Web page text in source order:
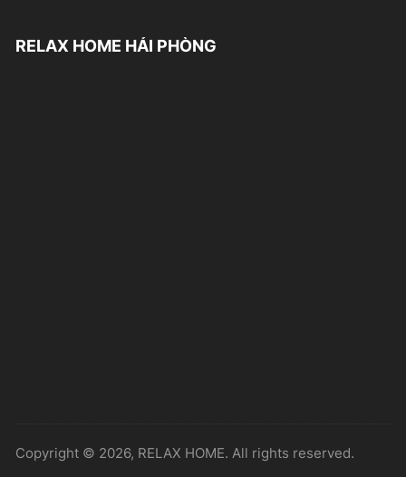
RELAX HOME HẢI PHÒNG
Copyright © 2026, RELAX HOME. All rights reserved.